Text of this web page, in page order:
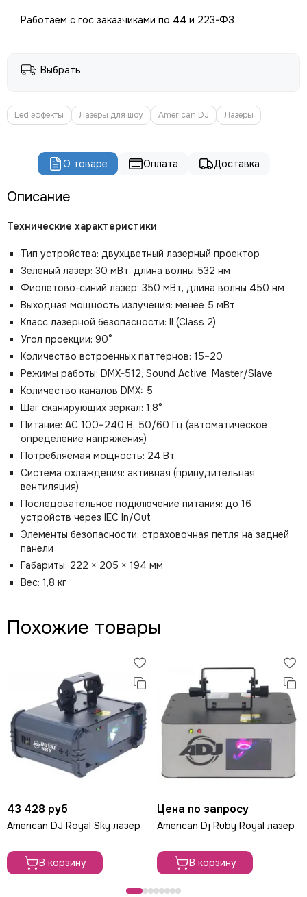
SmokeGENIE
STAGELighting
Tuchler
PROCAST Cable
СТРОЙЦИРК
Работаем с гос заказчиками по 44 и 223-ФЗ
Выбрать
Led эффекты Лазеры для шоу American DJ Лазеры
О товаре Оплата Доставка
Описание
Технические характеристики
Тип устройства: двухцветный лазерный проектор
Зеленый лазер: 30 мВт, длина волны 532 нм
Фиолетово-синий лазер: 350 мВт, длина волны 450 нм
Выходная мощность излучения: менее 5 мВт
Класс лазерной безопасности: II (Class 2)
Угол проекции: 90°
Количество встроенных паттернов: 15–20
Режимы работы: DMX-512, Sound Active, Master/Slave
Количество каналов DMX: 5
Шаг сканирующих зеркал: 1,8°
Питание: AC 100–240 В, 50/60 Гц (автоматическое
определение напряжения)
Потребляемая мощность: 24 Вт
Система охлаждения: активная (принудительная
вентиляция)
Последовательное подключение питания: до 16
устройств через IEC In/Out
Элементы безопасности: страховочная петля на задней
панели
Габариты: 222 × 205 × 194 мм
Вес: 1,8 кг
Похожие товары
43 428 руб
American DJ Royal Sky лазер
В корзину
Цена по запросу
American Dj Ruby Royal лазер
В корзину